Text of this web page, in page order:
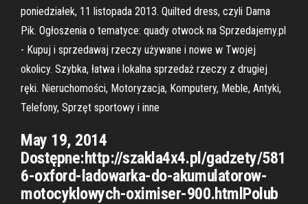
poniedziałek, 11 listopada 2013. Quilted dress, czyli Dama
Pik. Ogłoszenia o tematyce: quady otwock na Sprzedajemy.pl
- Kupuj i sprzedawaj rzeczy używane i nowe w Twojej
okolicy. Szybka, łatwa i lokalna sprzedaż rzeczy z drugiej
ręki. Nieruchomości, Motoryzacja, Komputery, Meble, Antyki,
Telefony, Sprzęt sportowy i inne
May 19, 2014
Dostępne:http://szakla4x4.pl/gadzety/581
6-oxford-ladowarka-do-akumulatorow-
motocyklowych-oximiser-900.htmlPolub